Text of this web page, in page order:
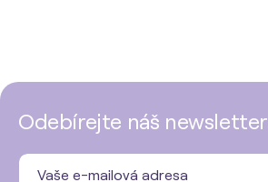
Odebírejte náš newsletter